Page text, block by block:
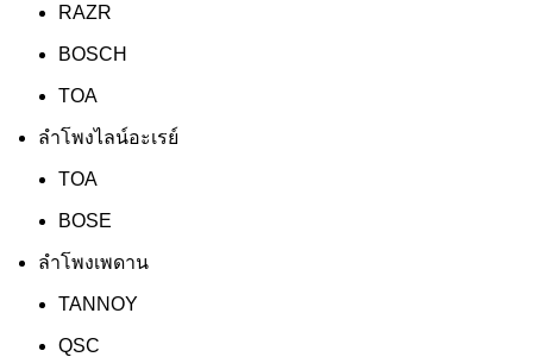
RAZR
BOSCH
TOA
ลำโพงไลน์อะเรย์
TOA
BOSE
ลำโพงเพดาน
TANNOY
QSC